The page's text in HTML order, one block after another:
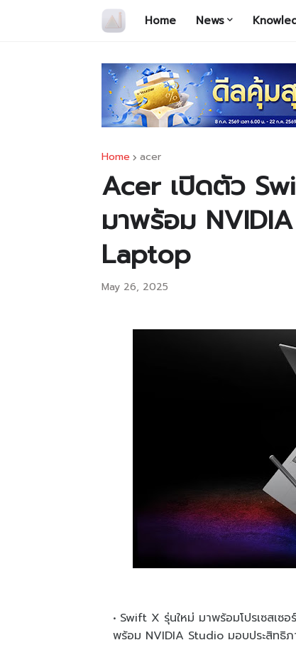
Home News
Home acer
Acer เปิดตัว
มาพร้อม
Laptop
May 26, 2025
Swift X รุ่นใหม่ มาพร้อมโปรเซสเ
พร้อม NVIDIA Studio มอบประสิทธิ